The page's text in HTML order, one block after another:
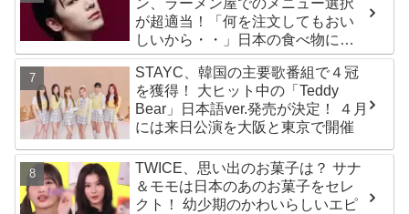
ン、ラーメン屋でのメニュー選択
が超適当！「何を注文してもおい
しいから・・」日本の食べ物に関
する持論を明かす
STAYC、韓国の主要歌番組で４冠
を獲得！ 大ヒット中の「Teddy
Bear」日本語ver.発売が決定！ ４月
には来日公演を大阪と東京で開催
TWICE、思い出のお菓子は？ サナ
＆モモは日本のあのお菓子をセレ
クト！ 幼少期のかわいらしいエピ